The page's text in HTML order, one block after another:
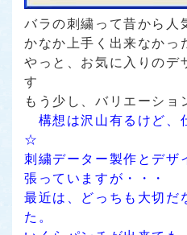
バラの刺繍って昔から人
かなか上手く出来なかっ
やっと、お気に入りのデ
す
もう少し、バリエーショ
構想は沢山有るけど、
☆
刺繍データー製作とデザ
張っていますが・・・
最近は、どっちも大切だ
た。